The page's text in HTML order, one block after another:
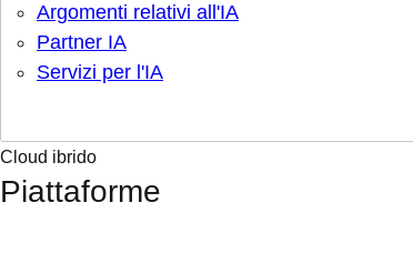
Argomenti relativi all'IA
Partner IA
Servizi per l'IA
Cloud ibrido
Piattaforme